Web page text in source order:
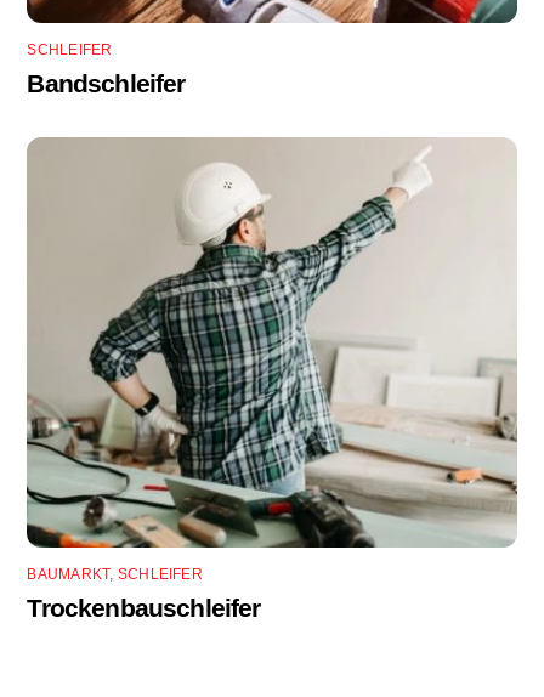
SCHLEIFER
Bandschleifer
BAUMARKT, SCHLEIFER
Trockenbauschleifer